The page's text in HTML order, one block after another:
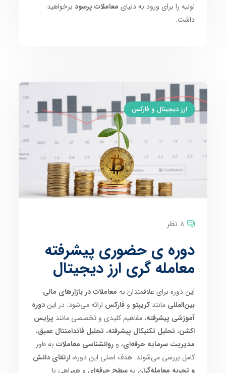
اولیه را برای ورود به دنیای معاملات پرسود برخواهید
داشت.
ارز دیجیتال و فارکس
8 نظر
دوره ی حضوری پیشرفته
معامله گری ارز دیجیتال
این دوره برای علاقمندان به معاملات در بازارهای مالی
بین‌المللی مانندکریپتو وفارکس ارائه می‌شود. در ایندوره
آموزشی پیشرفته، مفاهیم کلیدی و تخصصی مانند پرایس
اکشن، تحلیل تکنیکال پیشرفته، تحلیل فاندامنتال عمیق،
مدیریت سرمایه حرفه‌ای، وروانشناسی معاملات به طور
کامل بررسی می‌شوند. هدف اصلی این دوره،ارتقای دانش
و تجربه معامله‌گران بهسطح حرفه‌ای و همراهی با